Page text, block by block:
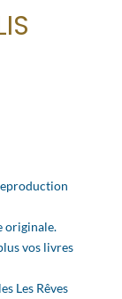
originale.
vos livres
Les Rêves